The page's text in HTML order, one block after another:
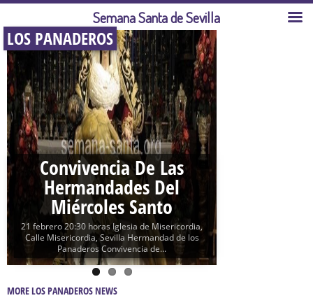
LOS PANADEROS
Convivencia De Las
Hermandades Del
Miércoles Santo
21 febrero 20:30 horas Iglesia de Misericordia,
Calle Misericordia, Sevilla Hermandad de los
Panaderos Convivencia de...
MORE LOS PANADEROS NEWS
Semana Santa de Sevilla